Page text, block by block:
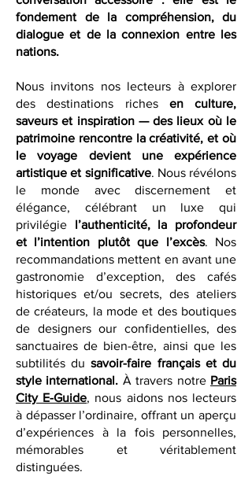
ambassades.
La culture n’est pas une
conversation accessoire : elle est le
fondement de la compréhension, du
dialogue et de la connexion entre les
Nous invitons nos lecteurs à explorer
des destinations richesen culture,
saveurs et inspiration — des lieux où le
patrimoine rencontre la créativité, et où
le voyage devient une expérience
artistique et significative. Nous révélons
le monde avec discernement et
élégance, célébrant un luxe qui
privilégiel’authenticité, la profondeur
et l’intention plutôt que l’excès. Nos
recommandations mettent en avant une
gastronomie d’exception, des cafés
historiques et/ou secrets, des ateliers
de créateurs, la mode et des boutiques
de designers our confidentielles, des
sanctuaires de bien-être, ainsi que les
subtilités dusavoir-faire français et du
style international.À travers notreParis
City E-Guide, nous aidons nos lecteurs
à dépasser l’ordinaire, offrant un aperçu
d’expériences à la fois personnelles,
mémorables et véritablement